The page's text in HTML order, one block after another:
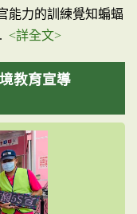
能力的訓練覺知蝙蝠
<詳全文>
教育宣導